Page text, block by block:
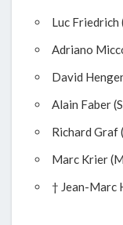
Luc
Adriano
David
Alain Faber
Richard Graf
Marc Krier
† Jean-Marc